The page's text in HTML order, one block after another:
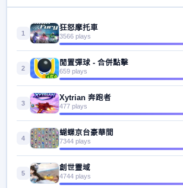
1
狂怒摩托車
3566 plays
2
閒置彈球 - 合併點擊
659 plays
3
Xytrian 奔跑者
477 plays
4
蝴蝶京台豪華間
7344 plays
5
創世靈域
4744 plays